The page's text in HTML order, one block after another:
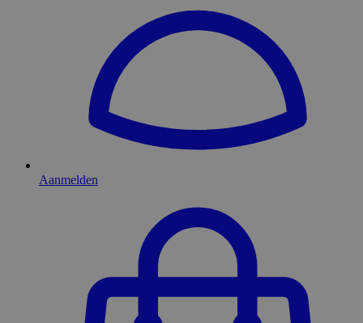
Aanmelden